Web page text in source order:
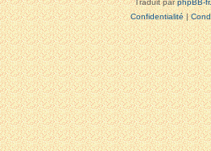
Traduit parphpBB-
Confidentialité|